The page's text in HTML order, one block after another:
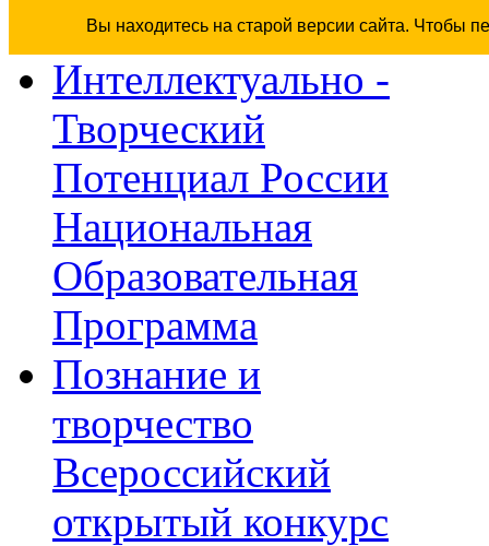
Вы находитесь на старой версии сайта. Чтобы
Интеллектуально -
Творческий
Потенциал России
Национальная
Образовательная
Программа
Познание и
творчество
Всероссийский
открытый конкурс